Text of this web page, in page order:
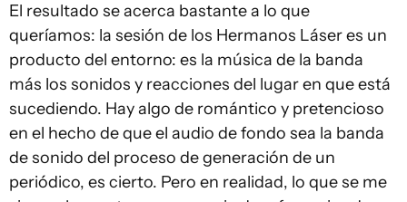
El resultado se acerca bastante a lo que
queríamos: la sesión de los Hermanos Láser es un
producto del entorno: es la música de la banda
más los sonidos y reacciones del lugar en que está
sucediendo. Hay algo de romántico y pretencioso
en el hecho de que el audio de fondo sea la banda
de sonido del proceso de generación de un
periódico, es cierto. Pero en realidad, lo que se me